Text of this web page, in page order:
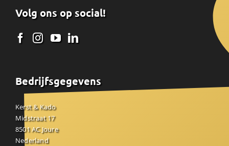
Volg ons op social!
Bedrijfsgegevens
Kerst & Kado
Midstraat 17
8501 AC Joure
Nederland